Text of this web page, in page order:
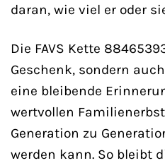
daran, wie viel er oder
Die FAVS Kette
Geschenk, sondern
eine bleibende
wertvollen
Generation zu
werden kann. So bleibt